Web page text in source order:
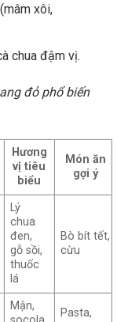
xôi,
chua đậm vị.
đỏ phổ biến
Hương
vị tiêu
biểu
Món ăn
gợi ý
Lý
chua
đen,
gỗ sồi,
thuốc
lá
Bò bít tết,
cừu
Mận,
Pasta,